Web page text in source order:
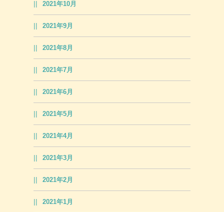
2021年10月
2021年9月
2021年8月
2021年7月
2021年6月
2021年5月
2021年4月
2021年3月
2021年2月
2021年1月